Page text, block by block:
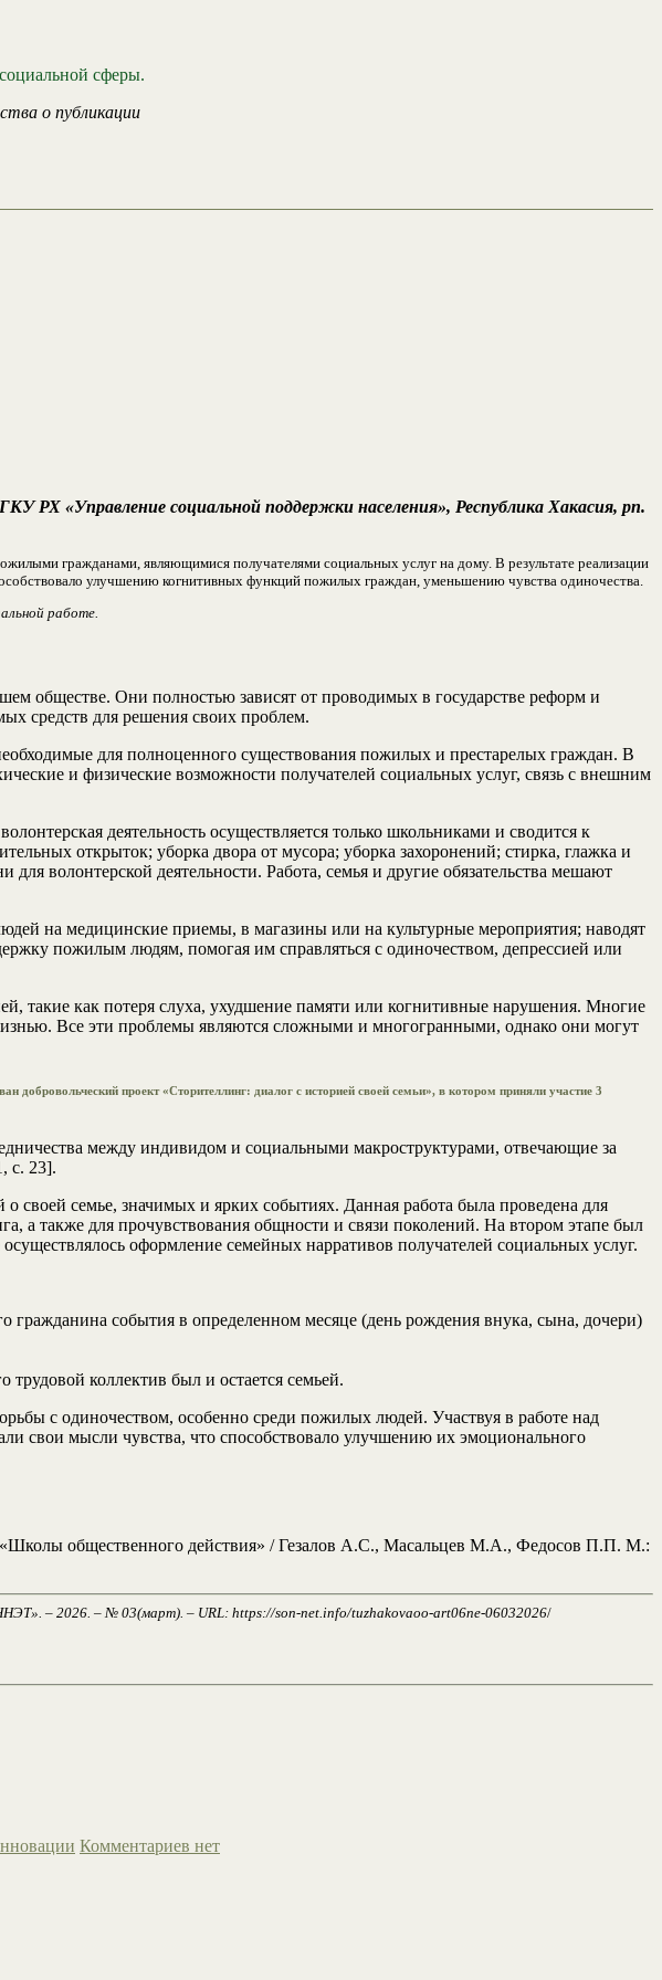
сферы.
о публикации
РХ «Управление социальной поддержки населения», Республика Хакасия, рп.
гражданами, являющимися получателями социальных услуг на дому. В результате реализации
улучшению когнитивных функций пожилых граждан, уменьшению чувства одиночества.
работе.
обществе. Они полностью зависят от проводимых в государстве реформ и
средств для решения своих проблем.
для полноценного существования пожилых и престарелых граждан. В
и физические возможности получателей социальных услуг, связь с внешним
деятельность осуществляется только школьниками и сводится к
открыток; уборка двора от мусора; уборка захоронений; стирка, глажка и
волонтерской деятельности. Работа, семья и другие обязательства мешают
на медицинские приемы, в магазины или на культурные мероприятия; наводят
пожилым людям, помогая им справляться с одиночеством, депрессией или
такие как потеря слуха, ухудшение памяти или когнитивные нарушения. Многие
Все эти проблемы являются сложными и многогранными, однако они могут
проект «Сторителлинг: диалог с историей своей семьи», в котором приняли участие 3
между индивидом и социальными макроструктурами, отвечающие за
с. 23].
своей семье, значимых и ярких событиях. Данная работа была проведена для
а также для прочувствования общности и связи поколений. На втором этапе был
оформление семейных нарративов получателей социальных услуг.
события в определенном месяце (день рождения внука, сына, дочери)
коллектив был и остается семьей.
с одиночеством, особенно среди пожилых людей. Участвуя в работе над
мысли чувства, что способствовало улучшению их эмоционального
«Школы общественного действия» / Гезалов А.С., Масальцев М.А., Федосов П.П. М.:
– 2026. – № 03(март). – URL: https://son-net.info/tuzhakovaoo-art06ne-06032026/
Комментариев нет